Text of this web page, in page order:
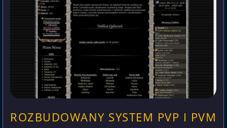
ROZBUDOWANY SYSTEM PVP I PVM